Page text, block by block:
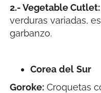
2.- Vegetable Cutlet:
verduras variadas,
garbanzo.
Corea del Sur
Goroke: Croquetas